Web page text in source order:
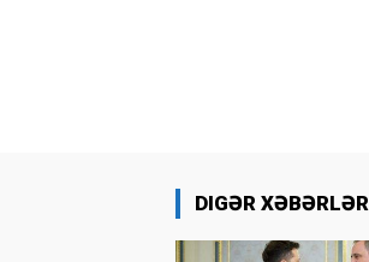
DIGƏR XƏBƏRLƏR